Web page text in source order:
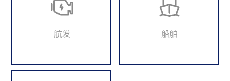
航发 船舶